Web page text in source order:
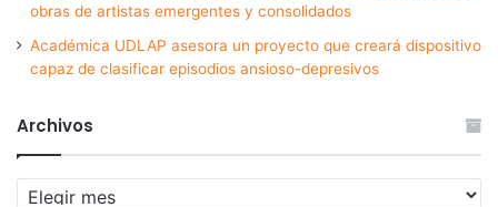
obras de artistas emergentes y consolidados
Académica UDLAP asesora un proyecto que creará dispositivo
capaz de clasificar episodios ansioso-depresivos
Archivos
Archivos